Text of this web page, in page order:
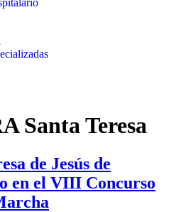
Santa Teresa
de Jesús de
en el VIII Concurso